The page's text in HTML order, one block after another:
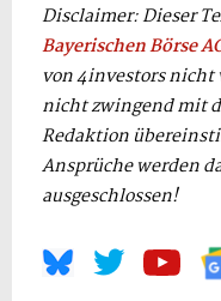
Disclaimer: Dieser
Bayerischen Börse
von 4investors nicht
nicht zwingend mit
Redaktion
Ansprüche werden
ausgeschlossen!